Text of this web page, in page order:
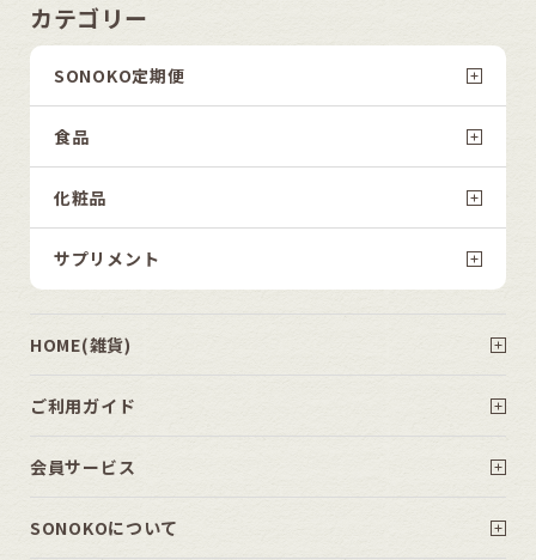
カテゴリー
SONOKO定期便
食品
化粧品
サプリメント
HOME(雑貨)
ご利用ガイド
会員サービス
SONOKOについて